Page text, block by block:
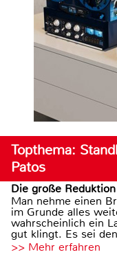
Topthema:
Patos
Die große Reduktion
Man nehme einen
im Grunde alles
wahrscheinlich ein
gut klingt. Es sei
>> Mehr erfahren